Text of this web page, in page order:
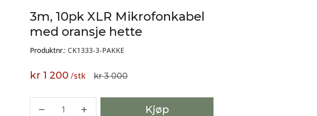
3m, 10pk XLR Mikrofonkabel
med oransje hette
Produktnr.: CK1333-3-PAKKE
kr 1 200 /stk kr 3 000
1 Kjøp